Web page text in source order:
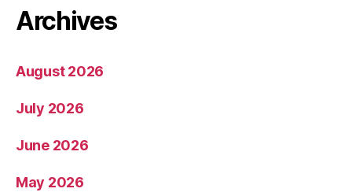
Archives
August 2026
July 2026
June 2026
May 2026